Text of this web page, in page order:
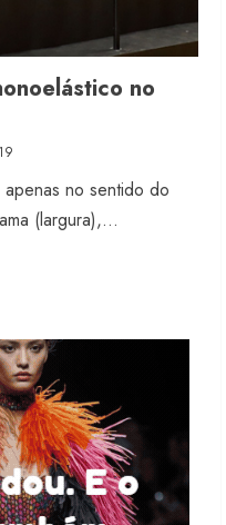
no
no sentido do
(largura),...
passaporte digital na
2026